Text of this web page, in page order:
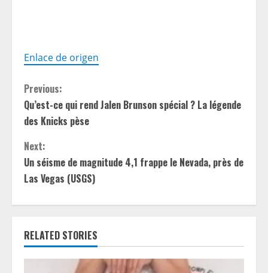
Enlace de origen
C
o
n
t
u
Previous:
Qu’est-ce qui rend Jalen Brunson spécial ? La légende
des Knicks pèse
Next:
Un séisme de magnitude 4,1 frappe le Nevada, près de
Las Vegas (USGS)
RELATED STORIES